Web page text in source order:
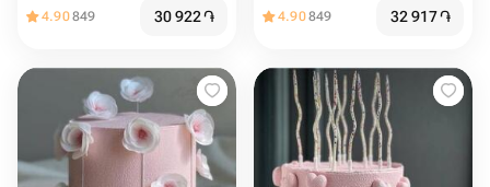
4.90849 30 922֏ 4.90849 32 917֏